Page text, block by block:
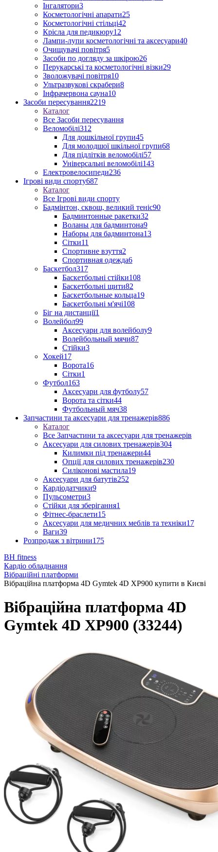
Інгалятори3
Косметологічні апарати25
Косметологічні стільці42
Крісла для педикюру12
Лампи-лупи косметологічні та аксесуари40
Очищувачі повітря5
Засоби по догляду за шкірою26
Перукарські та косметологічні візки29
Зволожувачі повітря10
Ультразвукові скрабери8
Інфрачервона сауна10
Засоби пересування2219
Каталог
Все Засоби пересування
Веломобілі312
Для дошкільної групи45
Для молодшої шкільної групи68
Для підлітків веломобілі57
Універсальні веломобілі143
Електровелосипеди236
Ігрові види спорту687
Каталог
Все Ігрові види спорту
Бадмінтон, сквош, великий теніс90
Бадминтонные ракетки32
Воланы для бадминтона9
Наборы для бадминтона13
Сітки11
Спортивне взуття2
Спортивная одежда6
Баскетбол317
Баскетбольні стійки108
Баскетбольні щити82
Баскетбольные кольца19
Баскетбольні м'ячі108
Біг на дистанції1
Волейбол99
Аксесуари для волейболу9
Волейбольный мячи87
Стійки3
Хокей17
Ворота16
Сітки1
Футбол163
Аксесуари для футболу57
Ворота та сітки44
Футбольный мяч38
Запчастини та аксесуари для тренажерів886
Каталог
Все Запчастини та аксесуари для тренажерів
Аксесуари для силових тренажерів304
Килимки під тренажери44
Опції для силових тренажерів230
Силіконові мастила19
Аксесуари для батутів252
Кардіодатчики9
Пульсометри3
Стійки для зберігання1
Фітнес-браслети15
Аксесуари для медичних меблів та техніки17
Ваги39
Розпродаж з вітрини175
BH fitness
Кардіо обладнання
Вібраційні платформи
Вібраційна платформа 4D Gymtek 4D XP900 купити в Києві
Вібраційна платформа 4D
Gymtek 4D XP900 (33244)